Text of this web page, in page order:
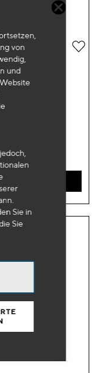
von
und
Sie in
Sie
puretech
Zur